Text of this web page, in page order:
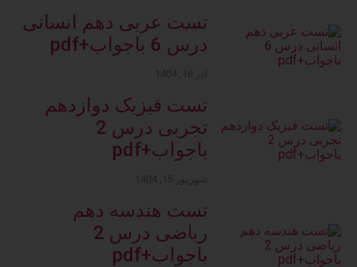
تست عربی دهم انسانی
درس 6 باجواب+pdf
تست فیزیک دوازدهم
تجربی درس 2
باجواب+pdf
تست هندسه دهم
ریاضی درس 2
باجواب+pdf